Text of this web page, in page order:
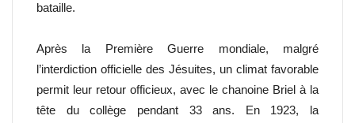
bataille.
Après la Première Guerre mondiale, malgré
l’interdiction officielle des Jésuites, un climat favorable
permit leur retour officieux, avec le chanoine Briel à la
tête du collège pendant 33 ans. En 1923, la